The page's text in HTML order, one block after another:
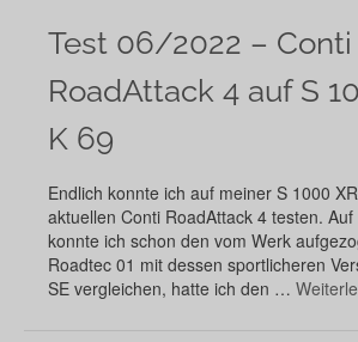
Test 06/2022 – Conti
RoadAttack 4 auf S
K 69
Endlich konnte ich auf meiner S 1000
aktuellen Conti RoadAttack 4 testen.
konnte ich schon den vom Werk
Roadtec 01 mit dessen sportlicheren
SE vergleichen, hatte ich den …